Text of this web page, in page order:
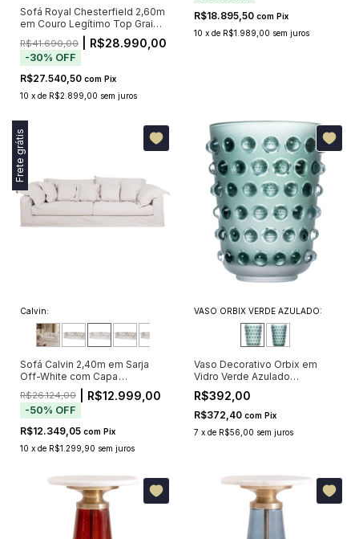
Sofá Royal Chesterfield 2,60m
em Couro Legítimo Top Grain
Marrom com Capitonê (Pré-
Venda - Envio a Partir de 20/11)
R$41.690,00 | R$28.990,00
-30% OFF
R$27.540,50 com Pix
10 x de R$2.899,00 sem juros
R$18.895,50 com Pix
10 x de R$1.989,00 sem juros
Frete grátis
Calvin:
Sofá Calvin 2,40m em Sarja
Off-White com Capa
Removível e 5 Almofadas
R$26.124,00 | R$12.999,00
-50% OFF
R$12.349,05 com Pix
10 x de R$1.299,90 sem juros
VASO ORBIX VERDE AZULADO:
Vaso Decorativo Orbix em
Vidro Verde Azulado
21x15x15cm
R$392,00
R$372,40 com Pix
7 x de R$56,00 sem juros